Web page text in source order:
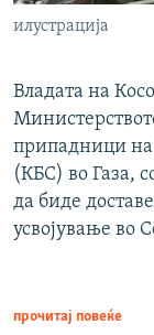
илустрација
Владата на
припадници на
(КБС) во Газа,
да биде
усвојување во
прочитај повеќе